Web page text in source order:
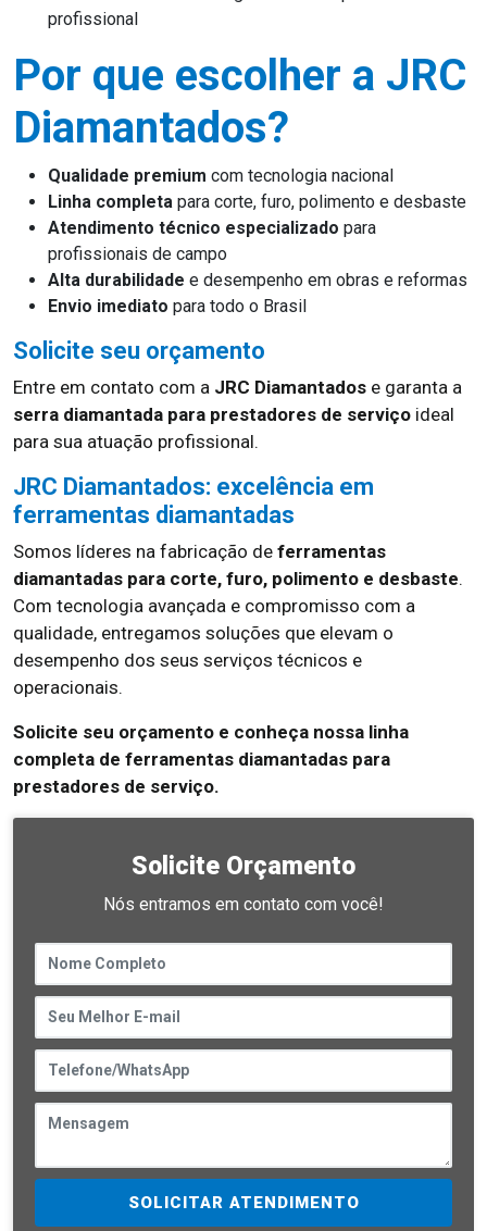
profissional
Por que escolher a JRC
Diamantados?
Qualidade premium com tecnologia nacional
Linha completa para corte, furo, polimento e desbaste
Atendimento técnico especializado para
profissionais de campo
Alta durabilidade e desempenho em obras e reformas
Envio imediato para todo o Brasil
Solicite seu orçamento
Entre em contato com a JRC Diamantados e garanta a
serra diamantada para prestadores de serviço ideal
para sua atuação profissional.
JRC Diamantados: excelência em
ferramentas diamantadas
Somos líderes na fabricação de ferramentas
diamantadas para corte, furo, polimento e desbaste.
Com tecnologia avançada e compromisso com a
qualidade, entregamos soluções que elevam o
desempenho dos seus serviços técnicos e
operacionais.
Solicite seu orçamento e conheça nossa linha
completa de ferramentas diamantadas para
prestadores de serviço.
Solicite Orçamento
Nós entramos em contato com você!
SOLICITAR ATENDIMENTO